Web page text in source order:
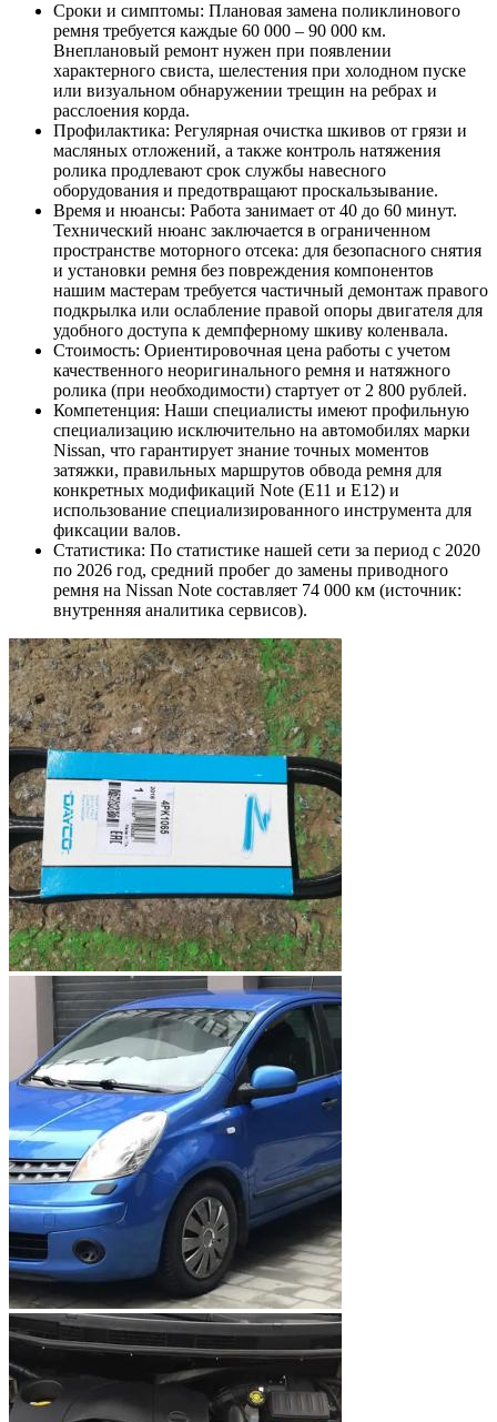
Сроки и симптомы: Плановая замена поликлинового
ремня требуется каждые 60 000 – 90 000 км.
Внеплановый ремонт нужен при появлении
характерного свиста, шелестения при холодном пуске
или визуальном обнаружении трещин на ребрах и
расслоения корда.
Профилактика: Регулярная очистка шкивов от грязи и
масляных отложений, а также контроль натяжения
ролика продлевают срок службы навесного
оборудования и предотвращают проскальзывание.
Время и нюансы: Работа занимает от 40 до 60 минут.
Технический нюанс заключается в ограниченном
пространстве моторного отсека: для безопасного снятия
и установки ремня без повреждения компонентов
нашим мастерам требуется частичный демонтаж правого
подкрылка или ослабление правой опоры двигателя для
удобного доступа к демпферному шкиву коленвала.
Стоимость: Ориентировочная цена работы с учетом
качественного неоригинального ремня и натяжного
ролика (при необходимости) стартует от 2 800 рублей.
Компетенция: Наши специалисты имеют профильную
специализацию исключительно на автомобилях марки
Nissan, что гарантирует знание точных моментов
затяжки, правильных маршрутов обвода ремня для
конкретных модификаций Note (E11 и E12) и
использование специализированного инструмента для
фиксации валов.
Статистика: По статистике нашей сети за период с 2020
по 2026 год, средний пробег до замены приводного
ремня на Nissan Note составляет 74 000 км (источник:
внутренняя аналитика сервисов).